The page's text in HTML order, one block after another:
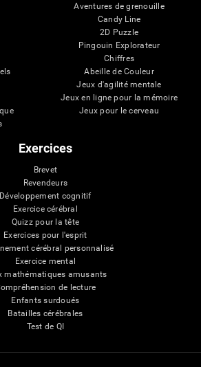
Aventures de grenouille
Candy Line
2D Puzzle
Pingouin Explorateur
Chiffres
Abeille de Couleur
Jeux d'agilité mentale
Jeux en ligne pour la mémoire
Jeux pour le cerveau
Exercices
Brevet
Revendeurs
Développement cognitif
Exercice cérébral
Quizz pour la tête
Exercices pour l'esprit
cérébral personnalisé
Exercice mental
mathématiques amusants
de lecture
Enfants surdoués
Batailles cérébrales
Test de QI